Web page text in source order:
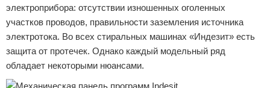
электроприбора: отсутствии изношенных оголенных
участков проводов, правильности заземления источника
электротока. Во всех стиральных машинах «Индезит» есть
защита от протечек. Однако каждый модельный ряд
обладает некоторыми нюансами.